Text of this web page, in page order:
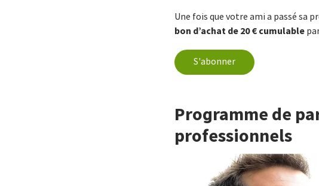
Une fois que votre ami a passé sa
bon d’achat de 20 € cumulable
S'abonner
Programme de
professionnels